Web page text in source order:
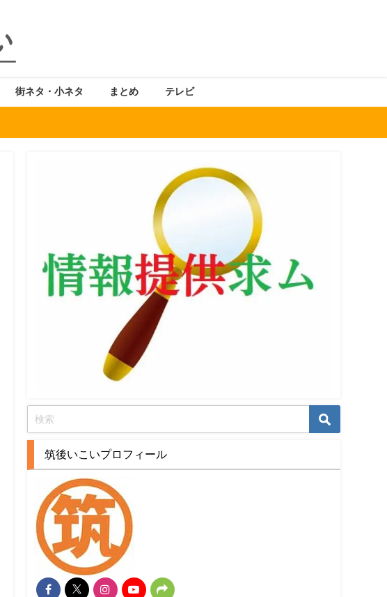
街ネタ・小ネタ まとめ テレビ
筑後いこいプロフィール